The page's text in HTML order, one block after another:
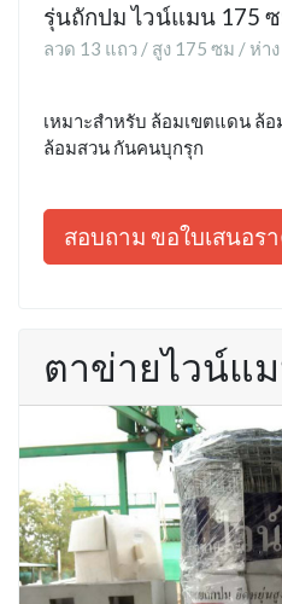
รุ่นถักปม ไวน์แมน 175
ลวด 13 แถว / สูง 175 ซม / ห่า
เหมาะสำหรับ ล้อมเขตแดน ล้
ล้อมสวน กันคนบุกรุก
สอบถาม ขอใบเสนอร
ตาข่ายไวน์แ